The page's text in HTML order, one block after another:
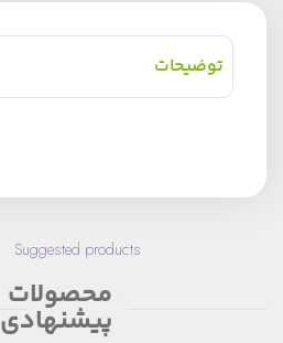
توضیحات
Suggested products
محصولات
پیشنهادی